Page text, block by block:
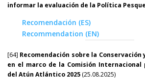
informar la evaluación de la Política
Recomendación (ES)
Recommendation (EN)
[64] Recomendación sobre la
en el marco de la Comisión Internacional
del Atún Atlántico 2025 (25.08.2025)